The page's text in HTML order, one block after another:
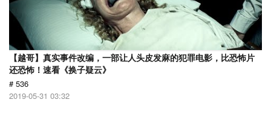
【越哥】真实事件改编，一部让人头皮发麻的犯罪电影，比恐怖片
还恐怖！速看《换子疑云》
# 536
2019-05-31 03:32